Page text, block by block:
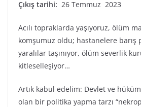
Çıkış tarihi: 26 Temmuz 2023
Acılı topraklarda yaşıyoruz, ölüm
komşumuz oldu; hastanelere barış
yaralılar taşınıyor, ölüm severlik
kitleselleşiyor…
Artık kabul edelim: Devlet ve
olan bir politika yapma tarzı